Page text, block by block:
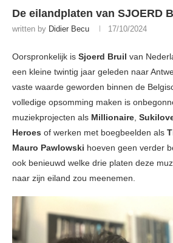
De eilandplaten van SJOERD
written by Didier Becu 17/10/2024
Oorspronkelijk is Sjoerd Bruil van
een kleine twintig jaar geleden naar
vaste waarde geworden binnen de
volledige opsomming maken is
muziekprojecten als Millionaire,
Heroes of werken met boegbeelden als
Mauro Pawlowski hoeven geen verder
ook benieuwd welke drie platen deze
naar zijn eiland zou meenemen.